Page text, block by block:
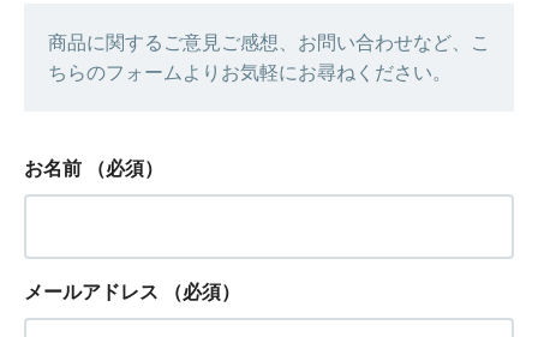
商品に関するご意見ご感想、お問い合わせなど、こ
ちらのフォームよりお気軽にお尋ねください。
お名前 （必須）
メールアドレス （必須）